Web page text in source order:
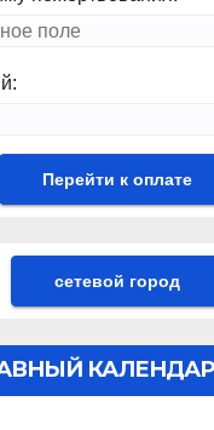
сетевой город